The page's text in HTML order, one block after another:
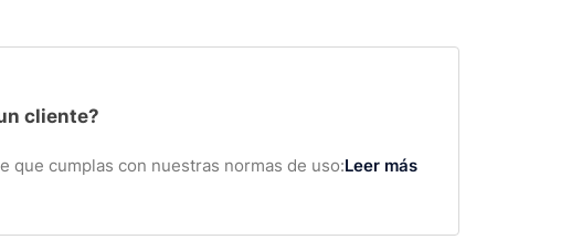
cliente?
que cumplas con nuestras normas de uso:Leer más